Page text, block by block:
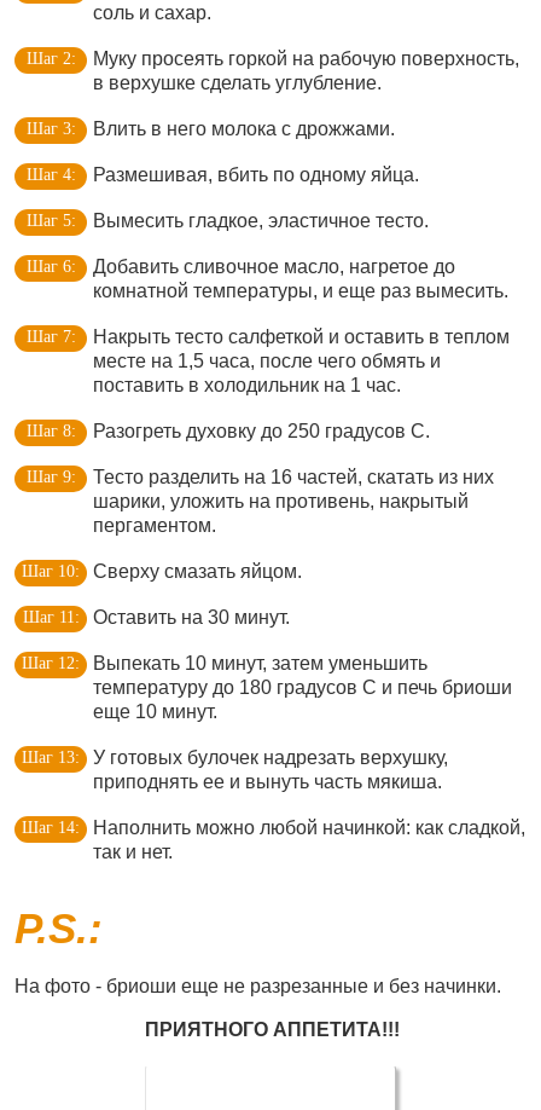
соль и сахар.
Муку просеять горкой на рабочую поверхность,
в верхушке сделать углубление.
Влить в него молока с дрожжами.
Размешивая, вбить по одному яйца.
Вымесить гладкое, эластичное тесто.
Добавить сливочное масло, нагретое до
комнатной температуры, и еще раз вымесить.
Накрыть тесто салфеткой и оставить в теплом
месте на 1,5 часа, после чего обмять и
поставить в холодильник на 1 час.
Разогреть духовку до 250 градусов С.
Тесто разделить на 16 частей, скатать из них
шарики, уложить на противень, накрытый
пергаментом.
Сверху смазать яйцом.
Оставить на 30 минут.
Выпекать 10 минут, затем уменьшить
температуру до 180 градусов С и печь бриоши
еще 10 минут.
У готовых булочек надрезать верхушку,
приподнять ее и вынуть часть мякиша.
Наполнить можно любой начинкой: как сладкой,
так и нет.
P.S.:
На фото - бриоши еще не разрезанные и без начинки.
ПРИЯТНОГО АППЕТИТА!!!